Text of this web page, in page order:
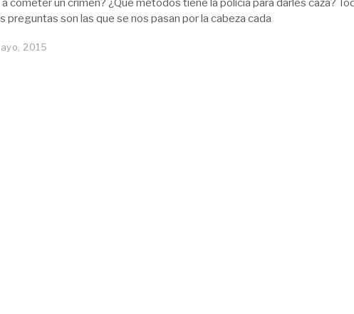
a cometer un crimen? ¿Qué métodos tiene la policía para darles caza?
preguntas son las que se nos pasan por la cabeza cada
2015